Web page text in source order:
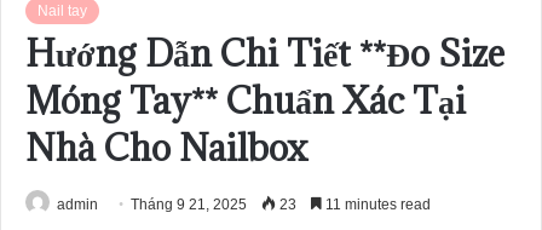
Nail tay
Hướng Dẫn Chi Tiết **Đo Size
Móng Tay** Chuẩn Xác Tại
Nhà Cho Nailbox
admin Tháng 9 21, 2025 23 11 minutes read